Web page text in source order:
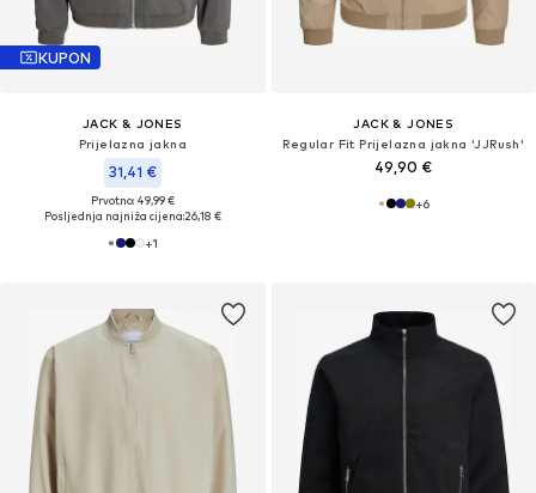
KUPON
JACK & JONES
Prijelazna jakna
31,41 €
Prvotno: 49,99 €
Posljednja najniža cijena:26,18 €
+1
JACK & JONES
Regular Fit Prijelazna jakna 'JJRush'
49,90 €
+6